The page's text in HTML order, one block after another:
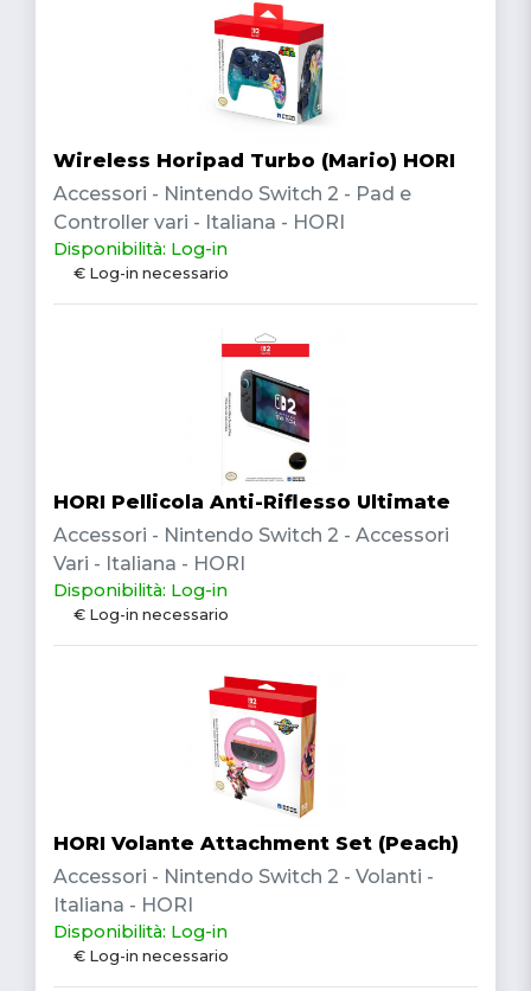
Wireless Horipad Turbo (Mario) HORI
Accessori - Nintendo Switch 2 - Pad e
Controller vari - Italiana - HORI
Disponibilità: Log-in
€ Log-in necessario
HORI Pellicola Anti-Riflesso Ultimate
Accessori - Nintendo Switch 2 - Accessori
Vari - Italiana - HORI
Disponibilità: Log-in
€ Log-in necessario
HORI Volante Attachment Set (Peach)
Accessori - Nintendo Switch 2 - Volanti -
Italiana - HORI
Disponibilità: Log-in
€ Log-in necessario